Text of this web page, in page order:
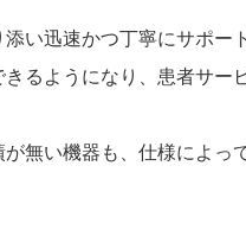
い迅速かつ丁寧にサポー
るようになり、患者サ
無い機器も、仕様によ